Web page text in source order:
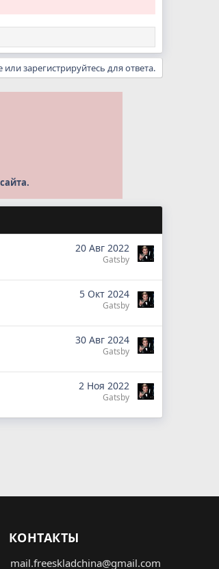
или зарегистрируйтесь для ответа.
20 Авг 2022
Gatsby
5 Окт 2024
Gatsby
30 Авг 2024
Gatsby
2 Ноя 2022
Gatsby
КОНТАКТЫ
mail.freeskladchina@gmail.com